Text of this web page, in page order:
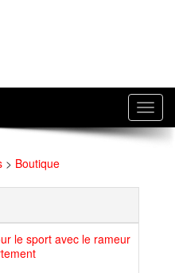
> Boutique
le sport avec le rameur